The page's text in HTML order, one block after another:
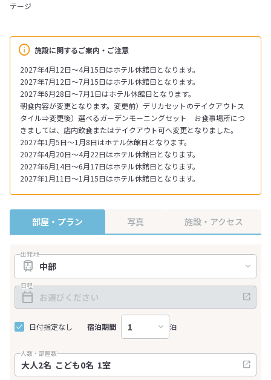
施設に関するご案内・ご注意
2027年4月12日～4月15日はホテル休館日となります。
2027年7月12日～7月15日はホテル休館日となります。
2027年6月28日～7月1日はホテル休館日となります。
朝食内容が変更となります。変更前）デリカセットのテイクアウトス
タイル⇒変更後）選べるガーデンモーニングセット お食事場所につ
きましては、店内飲食またはテイクアウト可へ変更となりました。
2027年1月5日～1月8日はホテル休館日となります。
2027年4月20日～4月22日はホテル休館日となります。
2027年6月14日～6月17日はホテル休館日となります。
2027年1月11日～1月15日はホテル休館日となります。
テージ
部屋・プラン 写真 施設・アクセス
出発地
日程
日付指定なし 宿泊期間 泊
人数・部屋数